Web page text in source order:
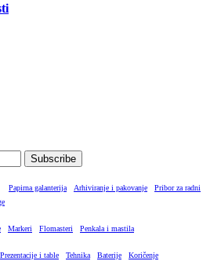
Subscribe
Papirna galanterija Arhiviranje i pakovanje
Pribor za radni
Markeri Flomasteri Penkala i mastila
Prezentacije i table Tehnika Baterije Koričenje